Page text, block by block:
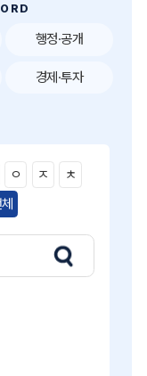
&통계
ㅇ ㅈ
ㅊ
행정·공개
경제·투자